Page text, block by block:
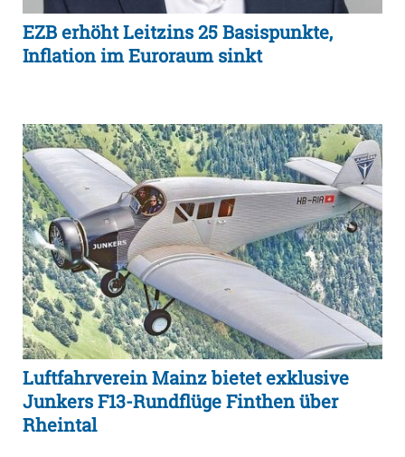
EZB erhöht Leitzins 25 Basispunkte,
Inflation im Euroraum sinkt
Luftfahrverein Mainz bietet exklusive
Junkers F13-Rundflüge Finthen über
Rheintal